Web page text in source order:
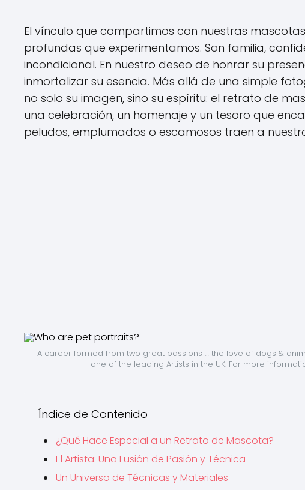
El vínculo que compartimos con nuestras
profundas que experimentamos. Son familia,
incondicional. En nuestro deseo de honrar su
inmortalizar su esencia. Más allá de una simple
no solo su imagen, sino su espíritu: el retrato de
una celebración, un homenaje y un tesoro que
peludos, emplumados o escamosos traen a
A career formed from two great passions … the love of dogs &
one of the leading Artists in the UK. For more
Índice de Contenido
¿Qué Hace Especial a un Retrato de Mascota?
El Artista: Una Fusión de Pasión y Técnica
Un Universo de Técnicas y Materiales